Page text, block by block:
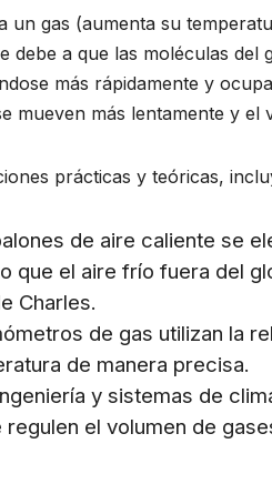
un gas (aumenta su
a que las moléculas del
más rápidamente y
mueven más lentamente y el
prácticas y teóricas,
de aire caliente se
que el aire frío fuera del
Charles.
de gas utilizan la
de manera precisa.
y sistemas de
el volumen de